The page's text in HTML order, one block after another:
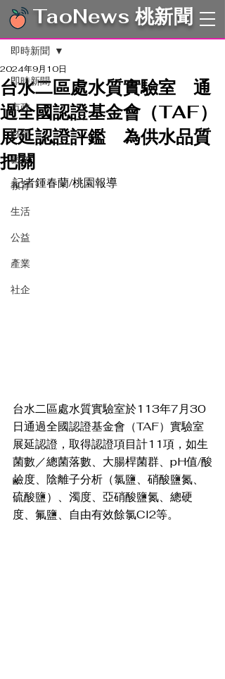
TaoNews 桃新聞
文章
即時新聞
市政
財經
藝文
教育
生活
公益
產業
社企
即時新聞
台水二區處水質實驗室 通
過全國認證基金會（TAF）
展延認證評鑑 為供水品質
把關
2024年9月10日
記者鍾春蘭/桃園報導
台水二區處水質實驗室於113年7月30
日通過全國認證基金會（TAF）實驗室
展延認證，取得認證項目計11項，如生
菌數／總菌落數、大腸桿菌群、pH值/酸
鹼度、陰離子分析（氯鹽、硝酸鹽氮、
硫酸鹽）、濁度、亞硝酸鹽氮、總硬
度、氟鹽、自由有效餘氯Cl2等。